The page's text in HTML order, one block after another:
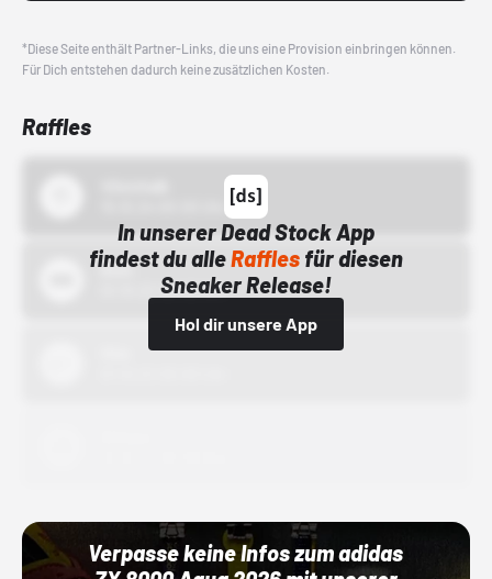
*Diese Seite enthält Partner-Links, die uns eine Provision einbringen können.
Für Dich entstehen dadurch keine zusätzlichen Kosten.
Raffles
In unserer Dead Stock App
findest du alleRafflesfür diesen
Sneaker Release!
Hol dir unsere App
Bstn
01.10.22 00:00 Uhr
Verpasse keine Infos zum adidas